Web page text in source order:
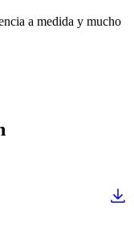
a medida y mucho